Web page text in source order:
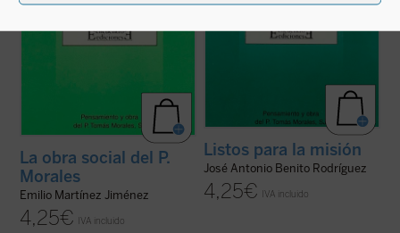
La obra social del P.
Morales
Emilio Martínez Jiménez
4,25€ IVA incluido
Listos para la misión
José Antonio Benito Rodríguez
4,25€ IVA incluido